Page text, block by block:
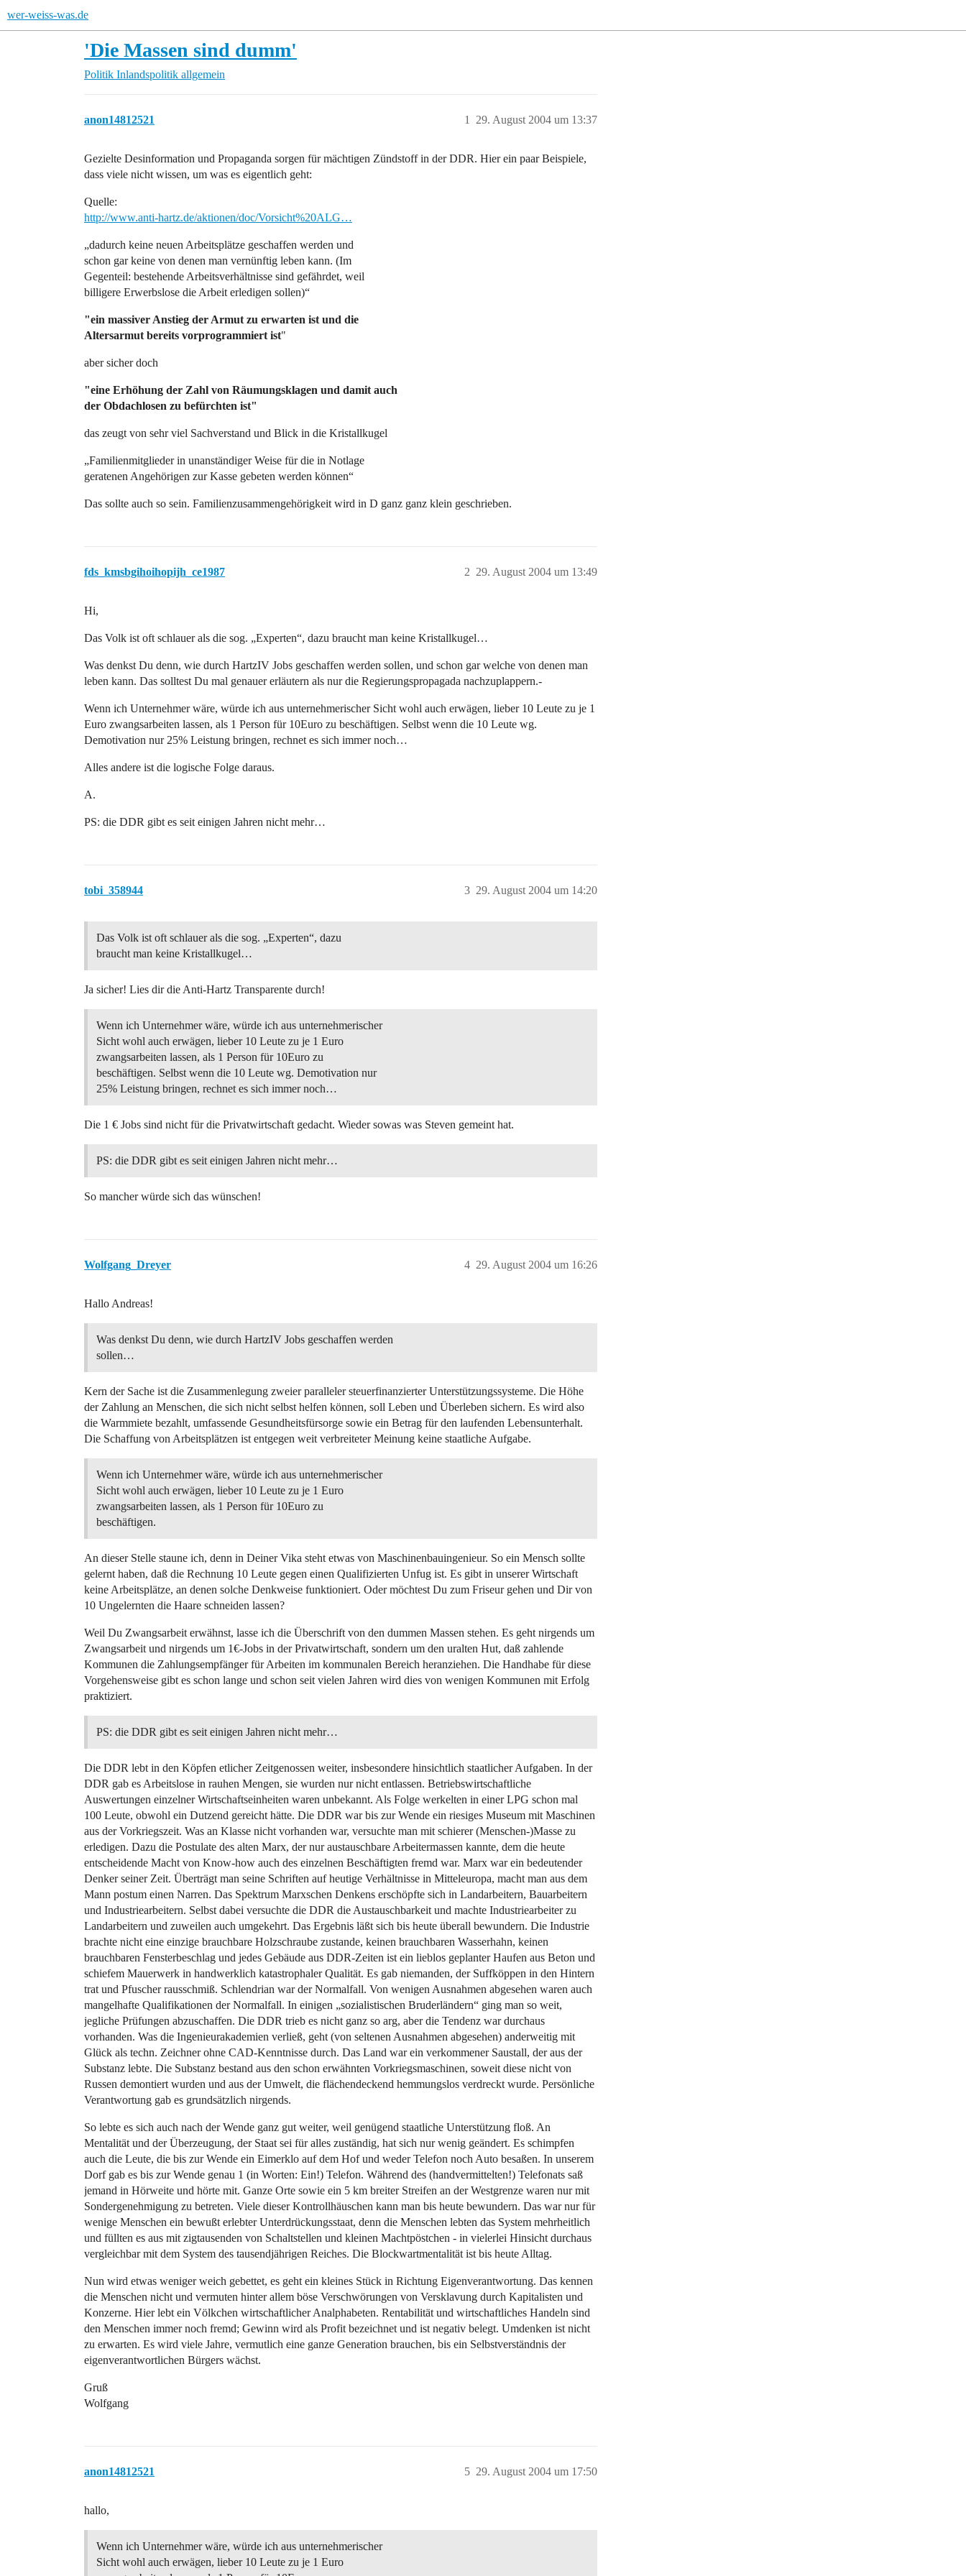
wer-weiss-was.de
'Die Massen sind dumm'
Politik Inlandspolitik allgemein
anon14812521 29. August 2004 um 13:37
1
Gezielte Desinformation und Propaganda sorgen für mächtigen Zündstoff in der DDR. Hier ein paar Beispiele,
dass viele nicht wissen, um was es eigentlich geht:
Quelle:
http://www.anti-hartz.de/aktionen/doc/Vorsicht%20ALG…
„dadurch keine neuen Arbeitsplätze geschaffen werden und
schon gar keine von denen man vernünftig leben kann. (Im
Gegenteil: bestehende Arbeitsverhältnisse sind gefährdet, weil
billigere Erwerbslose die Arbeit erledigen sollen)“
"ein massiver Anstieg der Armut zu erwarten ist und die
Altersarmut bereits vorprogrammiert ist"
aber sicher doch
"eine Erhöhung der Zahl von Räumungsklagen und damit auch
der Obdachlosen zu befürchten ist"
das zeugt von sehr viel Sachverstand und Blick in die Kristallkugel
„Familienmitglieder in unanständiger Weise für die in Notlage
geratenen Angehörigen zur Kasse gebeten werden können“
Das sollte auch so sein. Familienzusammengehörigkeit wird in D ganz ganz klein geschrieben.
fds_kmsbgihoihopijh_ce1987 29. August 2004 um 13:49
2
Hi,
Das Volk ist oft schlauer als die sog. „Experten“, dazu braucht man keine Kristallkugel…
Was denkst Du denn, wie durch HartzIV Jobs geschaffen werden sollen, und schon gar welche von denen man
leben kann. Das solltest Du mal genauer erläutern als nur die Regierungspropagada nachzuplappern.-
Wenn ich Unternehmer wäre, würde ich aus unternehmerischer Sicht wohl auch erwägen, lieber 10 Leute zu je 1
Euro zwangsarbeiten lassen, als 1 Person für 10Euro zu beschäftigen. Selbst wenn die 10 Leute wg.
Demotivation nur 25% Leistung bringen, rechnet es sich immer noch…
Alles andere ist die logische Folge daraus.
A.
PS: die DDR gibt es seit einigen Jahren nicht mehr…
tobi_358944 29. August 2004 um 14:20
3
Das Volk ist oft schlauer als die sog. „Experten“, dazu
braucht man keine Kristallkugel…
Ja sicher! Lies dir die Anti-Hartz Transparente durch!
Wenn ich Unternehmer wäre, würde ich aus unternehmerischer
Sicht wohl auch erwägen, lieber 10 Leute zu je 1 Euro
zwangsarbeiten lassen, als 1 Person für 10Euro zu
beschäftigen. Selbst wenn die 10 Leute wg. Demotivation nur
25% Leistung bringen, rechnet es sich immer noch…
Die 1 € Jobs sind nicht für die Privatwirtschaft gedacht. Wieder sowas was Steven gemeint hat.
PS: die DDR gibt es seit einigen Jahren nicht mehr…
So mancher würde sich das wünschen!
Wolfgang_Dreyer 29. August 2004 um 16:26
4
Hallo Andreas!
Was denkst Du denn, wie durch HartzIV Jobs geschaffen werden
sollen…
Kern der Sache ist die Zusammenlegung zweier paralleler steuerfinanzierter Unterstützungssysteme. Die Höhe
der Zahlung an Menschen, die sich nicht selbst helfen können, soll Leben und Überleben sichern. Es wird also
die Warmmiete bezahlt, umfassende Gesundheitsfürsorge sowie ein Betrag für den laufenden Lebensunterhalt.
Die Schaffung von Arbeitsplätzen ist entgegen weit verbreiteter Meinung keine staatliche Aufgabe.
Wenn ich Unternehmer wäre, würde ich aus unternehmerischer
Sicht wohl auch erwägen, lieber 10 Leute zu je 1 Euro
zwangsarbeiten lassen, als 1 Person für 10Euro zu
beschäftigen.
An dieser Stelle staune ich, denn in Deiner Vika steht etwas von Maschinenbauingenieur. So ein Mensch sollte
gelernt haben, daß die Rechnung 10 Leute gegen einen Qualifizierten Unfug ist. Es gibt in unserer Wirtschaft
keine Arbeitsplätze, an denen solche Denkweise funktioniert. Oder möchtest Du zum Friseur gehen und Dir von
10 Ungelernten die Haare schneiden lassen?
Weil Du Zwangsarbeit erwähnst, lasse ich die Überschrift von den dummen Massen stehen. Es geht nirgends um
Zwangsarbeit und nirgends um 1€-Jobs in der Privatwirtschaft, sondern um den uralten Hut, daß zahlende
Kommunen die Zahlungsempfänger für Arbeiten im kommunalen Bereich heranziehen. Die Handhabe für diese
Vorgehensweise gibt es schon lange und schon seit vielen Jahren wird dies von wenigen Kommunen mit Erfolg
praktiziert.
PS: die DDR gibt es seit einigen Jahren nicht mehr…
Die DDR lebt in den Köpfen etlicher Zeitgenossen weiter, insbesondere hinsichtlich staatlicher Aufgaben. In der
DDR gab es Arbeitslose in rauhen Mengen, sie wurden nur nicht entlassen. Betriebswirtschaftliche
Auswertungen einzelner Wirtschaftseinheiten waren unbekannt. Als Folge werkelten in einer LPG schon mal
100 Leute, obwohl ein Dutzend gereicht hätte. Die DDR war bis zur Wende ein riesiges Museum mit Maschinen
aus der Vorkriegszeit. Was an Klasse nicht vorhanden war, versuchte man mit schierer (Menschen-)Masse zu
erledigen. Dazu die Postulate des alten Marx, der nur austauschbare Arbeitermassen kannte, dem die heute
entscheidende Macht von Know-how auch des einzelnen Beschäftigten fremd war. Marx war ein bedeutender
Denker seiner Zeit. Überträgt man seine Schriften auf heutige Verhältnisse in Mitteleuropa, macht man aus dem
Mann postum einen Narren. Das Spektrum Marxschen Denkens erschöpfte sich in Landarbeitern, Bauarbeitern
und Industriearbeitern. Selbst dabei versuchte die DDR die Austauschbarkeit und machte Industriearbeiter zu
Landarbeitern und zuweilen auch umgekehrt. Das Ergebnis läßt sich bis heute überall bewundern. Die Industrie
brachte nicht eine einzige brauchbare Holzschraube zustande, keinen brauchbaren Wasserhahn, keinen
brauchbaren Fensterbeschlag und jedes Gebäude aus DDR-Zeiten ist ein lieblos geplanter Haufen aus Beton und
schiefem Mauerwerk in handwerklich katastrophaler Qualität. Es gab niemanden, der Suffköppen in den Hintern
trat und Pfuscher rausschmiß. Schlendrian war der Normalfall. Von wenigen Ausnahmen abgesehen waren auch
mangelhafte Qualifikationen der Normalfall. In einigen „sozialistischen Bruderländern“ ging man so weit,
jegliche Prüfungen abzuschaffen. Die DDR trieb es nicht ganz so arg, aber die Tendenz war durchaus
vorhanden. Was die Ingenieurakademien verließ, geht (von seltenen Ausnahmen abgesehen) anderweitig mit
Glück als techn. Zeichner ohne CAD-Kenntnisse durch. Das Land war ein verkommener Saustall, der aus der
Substanz lebte. Die Substanz bestand aus den schon erwähnten Vorkriegsmaschinen, soweit diese nicht von
Russen demontiert wurden und aus der Umwelt, die flächendeckend hemmungslos verdreckt wurde. Persönliche
Verantwortung gab es grundsätzlich nirgends.
So lebte es sich auch nach der Wende ganz gut weiter, weil genügend staatliche Unterstützung floß. An
Mentalität und der Überzeugung, der Staat sei für alles zuständig, hat sich nur wenig geändert. Es schimpfen
auch die Leute, die bis zur Wende ein Eimerklo auf dem Hof und weder Telefon noch Auto besaßen. In unserem
Dorf gab es bis zur Wende genau 1 (in Worten: Ein!) Telefon. Während des (handvermittelten!) Telefonats saß
jemand in Hörweite und hörte mit. Ganze Orte sowie ein 5 km breiter Streifen an der Westgrenze waren nur mit
Sondergenehmigung zu betreten. Viele dieser Kontrollhäuschen kann man bis heute bewundern. Das war nur für
wenige Menschen ein bewußt erlebter Unterdrückungsstaat, denn die Menschen lebten das System mehrheitlich
und füllten es aus mit zigtausenden von Schaltstellen und kleinen Machtpöstchen - in vielerlei Hinsicht durchaus
vergleichbar mit dem System des tausendjährigen Reiches. Die Blockwartmentalität ist bis heute Alltag.
Nun wird etwas weniger weich gebettet, es geht ein kleines Stück in Richtung Eigenverantwortung. Das kennen
die Menschen nicht und vermuten hinter allem böse Verschwörungen von Versklavung durch Kapitalisten und
Konzerne. Hier lebt ein Völkchen wirtschaftlicher Analphabeten. Rentabilität und wirtschaftliches Handeln sind
den Menschen immer noch fremd; Gewinn wird als Profit bezeichnet und ist negativ belegt. Umdenken ist nicht
zu erwarten. Es wird viele Jahre, vermutlich eine ganze Generation brauchen, bis ein Selbstverständnis der
eigenverantwortlichen Bürgers wächst.
Gruß
Wolfgang
anon14812521 29. August 2004 um 17:50
5
hallo,
Wenn ich Unternehmer wäre, würde ich aus unternehmerischer
Sicht wohl auch erwägen, lieber 10 Leute zu je 1 Euro